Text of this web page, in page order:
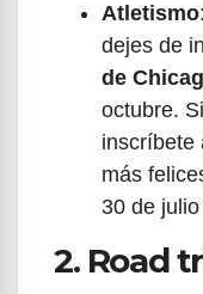
Atletismo
dejes de
de
octubre.
inscríbete
más
30 de
2. Road